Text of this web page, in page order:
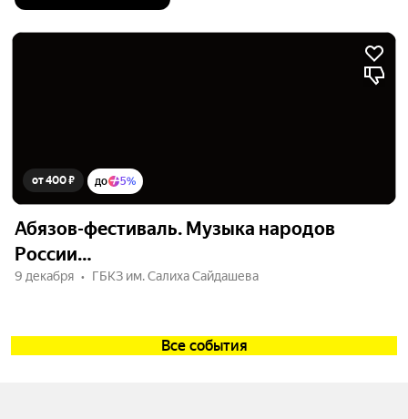
от 400 ₽ до 5%
Абязов-фестиваль. Музыка народов
России…
9 декабря ГБКЗ им. Салиха Сайдашева
Все события